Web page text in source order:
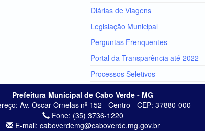
Diárias de Viagens
Legislação Municipal
Perguntas Frenquentes
Portal da Transparência até 2022
Processos Seletivos
Prefeitura Municipal de Cabo Verde - MG
Av. Oscar Ornelas nº 152 - Centro - CEP: 37880-000
Fone: (35) 3736-1220
E-mail: caboverdemg@caboverde.mg.gov.br